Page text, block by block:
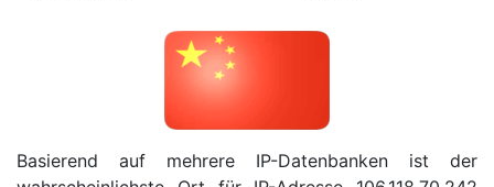
Basierend auf mehrere IP-Datenbanken ist der